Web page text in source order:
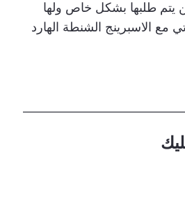
يتم طلبها بشكل خاص ولها
مع الاسبرينج الشنطة الهارد